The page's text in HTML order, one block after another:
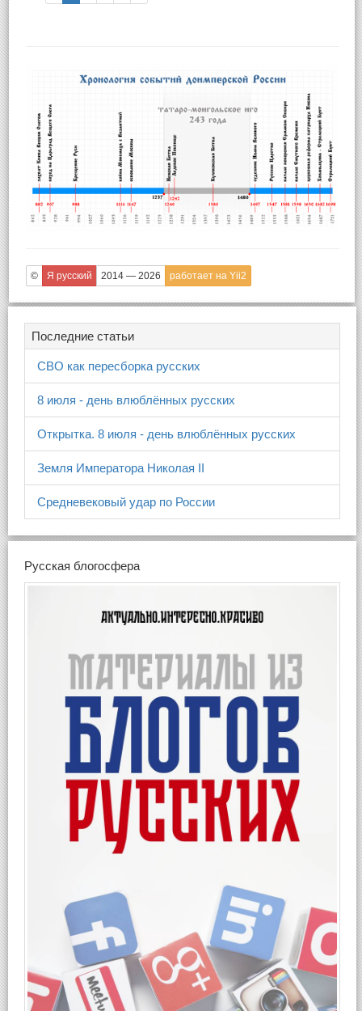
© Я русский 2014 — 2026 работает на Yii2
Последние статьи
СВО как пересборка русских
8 июля - день влюблённых русских
Открытка. 8 июля - день влюблённых русских
Земля Императора Николая II
Средневековый удар по России
Русская блогосфера